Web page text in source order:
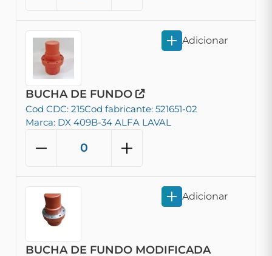
BUCHA DE FUNDO
Cod CDC: 215Cod fabricante: 521651-02
Marca: DX 409B-34 ALFA LAVAL
Adicionar
BUCHA DE FUNDO MODIFICADA
Adicionar